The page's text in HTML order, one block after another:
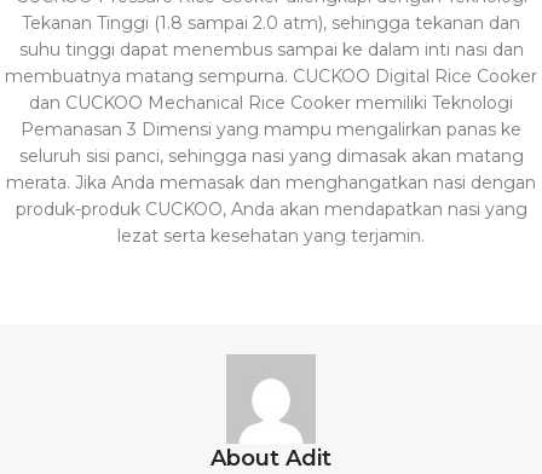
Tekanan Tinggi (1.8 sampai 2.0 atm), sehingga tekanan dan
suhu tinggi dapat menembus sampai ke dalam inti nasi dan
membuatnya matang sempurna. CUCKOO Digital Rice Cooker
dan CUCKOO Mechanical Rice Cooker memiliki Teknologi
Pemanasan 3 Dimensi yang mampu mengalirkan panas ke
seluruh sisi panci, sehingga nasi yang dimasak akan matang
merata. Jika Anda memasak dan menghangatkan nasi dengan
produk-produk CUCKOO, Anda akan mendapatkan nasi yang
lezat serta kesehatan yang terjamin.
About Adit